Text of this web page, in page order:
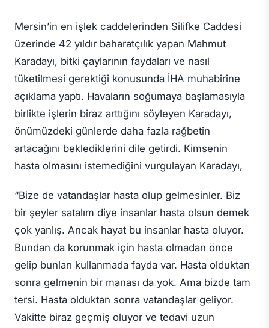
Mersin’in en işlek caddelerinden Silifke Caddesi
üzerinde 42 yıldır baharatçılık yapan Mahmut
Karadayı, bitki çaylarının faydaları ve nasıl
tüketilmesi gerektiği konusunda İHA muhabirine
açıklama yaptı. Havaların soğumaya başlamasıyla
birlikte işlerin biraz arttığını söyleyen Karadayı,
önümüzdeki günlerde daha fazla rağbetin
artacağını beklediklerini dile getirdi. Kimsenin
hasta olmasını istemediğini vurgulayan Karadayı,
“Bize de vatandaşlar hasta olup gelmesinler. Biz
bir şeyler satalım diye insanlar hasta olsun demek
çok yanlış. Ancak hayat bu insanlar hasta oluyor.
Bundan da korunmak için hasta olmadan önce
gelip bunları kullanmada fayda var. Hasta olduktan
sonra gelmenin bir manası da yok. Ama bizde tam
tersi. Hasta olduktan sonra vatandaşlar geliyor.
Vakitte biraz geçmiş oluyor ve tedavi uzun